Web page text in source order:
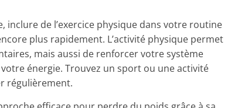
inclure de l’exercice physique dans votre routine
plus rapidement. L’activité physique permet
mais aussi de renforcer votre système
énergie. Trouvez un sport ou une activité
régulièrement.